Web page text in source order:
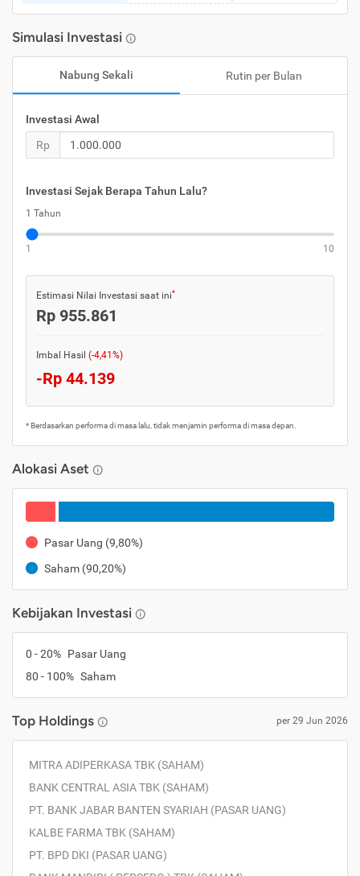
Simulasi Investasi
Nabung Sekali Rutin per Bulan
Investasi Awal
Rp
Investasi Sejak Berapa Tahun Lalu?
1 Tahun
1 10
Estimasi Nilai Investasi saat ini*
Rp 955.861
Imbal Hasil (-4,41%)
-Rp 44.139
* Berdasarkan performa di masa lalu, tidak menjamin performa di masa depan.
Alokasi Aset
Pasar Uang (9,80%)
Saham (90,20%)
Kebijakan Investasi
0 -20% Pasar Uang
80 - 100% Saham
Top Holdings per 29 Jun 2026
MITRA ADIPERKASA TBK (SAHAM)
BANK CENTRAL ASIA TBK (SAHAM)
PT. BANK JABAR BANTEN SYARIAH (PASAR UANG)
KALBE FARMA TBK (SAHAM)
PT. BPD DKI (PASAR UANG)